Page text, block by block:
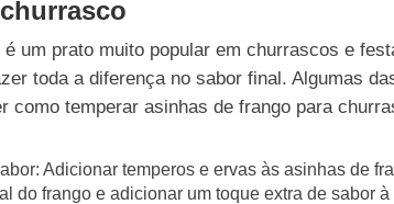
é um prato muito popular em churrascos e
toda a diferença no sabor final. Algumas
como temperar asinhas de frango para
Adicionar temperos e ervas às asinhas de
do frango e adicionar um toque extra de sabor à